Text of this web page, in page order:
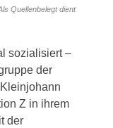
Quellenbelegt dient
sozialisiert –
der
Z in ihrem
der